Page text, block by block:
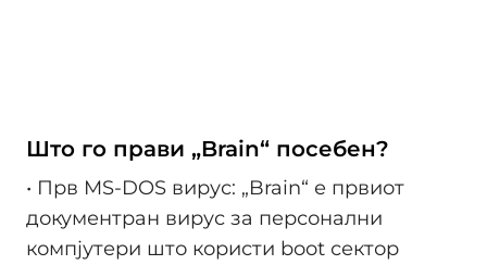
Што го прави „Brain“ посебен?
• Прв MS-DOS вирус: „Brain“ е првиот
документран вирус за персонални
компјутери што користи boot сектор